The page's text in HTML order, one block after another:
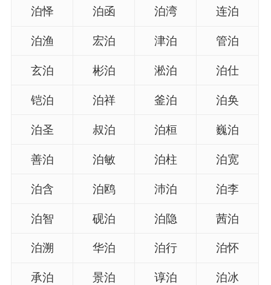
兔年起名
虎年起名
泊怿 泊函 泊湾 连泊
泊渔 宏泊 津泊 管泊
玄泊 彬泊 淞泊 泊仕
铠泊 泊祥 釜泊 泊奂
泊圣 叔泊 泊桓 巍泊
善泊 泊敏 泊柱 泊宽
泊含 泊鸥 沛泊 泊李
泊智 砚泊 泊隐 茜泊
泊溯 华泊 泊行 泊怀
承泊 景泊 谆泊 泊冰